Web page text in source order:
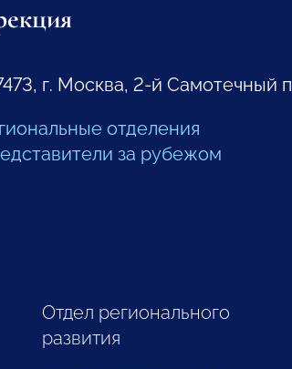
г. Москва, 2-й Самотечный
отделения
за рубежом
Отдел регионального
развития